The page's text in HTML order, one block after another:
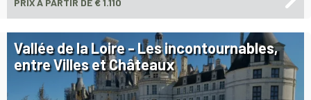
PRIXA PARTIR DE € 1.110
Vallée de la Loire - Les incontournables,
entre Villes et Châteaux